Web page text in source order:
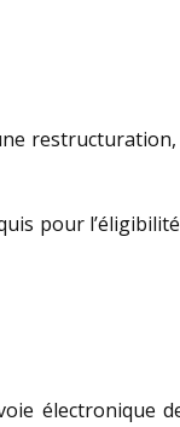
pour
électronique